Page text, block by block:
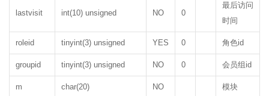
lastvisit int(10) unsigned NO 0
最后访问
时间
roleid tinyint(3) unsigned YES 0 角色id
groupid tinyint(3) unsigned NO 0 会员组id
m char(20) NO 模块